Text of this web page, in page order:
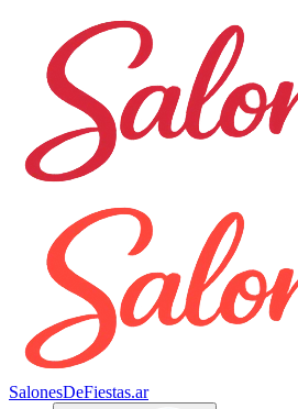
SalonesDeFiestas.ar